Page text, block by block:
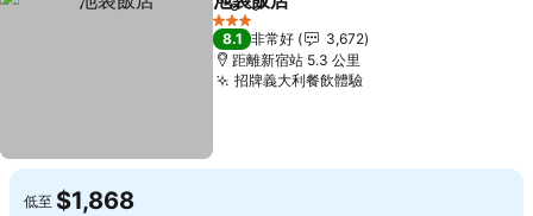
分享 加入我的最愛
3 星級
8.1 非常好
3,672
距離新宿站 5.3 公里
招牌義大利餐飲體驗查看價格
低至 $1,868